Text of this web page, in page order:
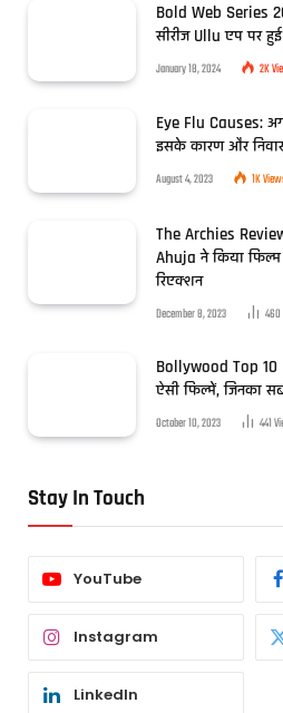
Bold Web Series
सीरीज Ullu एप पर
January 18, 2024 2K
Eye Flu Causes:
इसके कारण और
August 4, 2023 1K
The Archies
Ahuja ने किया
रिएक्शन
December 8, 2023 460
Bollywood Top 10
ऐसी फिल्में, जिनका
October 10, 2023 441
Stay In Touch
YouTube
Instagram
LinkedIn